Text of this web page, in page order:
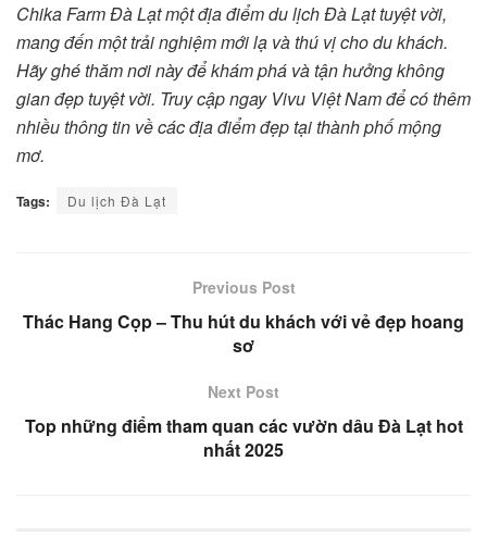
Chika Farm Đà Lạt một địa điểm du lịch Đà Lạt tuyệt vời,
mang đến một trải nghiệm mới lạ và thú vị cho du khách.
Hãy ghé thăm nơi này để khám phá và tận hưởng không
gian đẹp tuyệt vời. Truy cập ngay Vivu Việt Nam để có thêm
nhiều thông tin về các địa điểm đẹp tại thành phố mộng
mơ.
Tags: Du lịch Đà Lạt
Previous Post
Thác Hang Cọp – Thu hút du khách với vẻ đẹp hoang
sơ
Next Post
Top những điểm tham quan các vườn dâu Đà Lạt hot
nhất 2025